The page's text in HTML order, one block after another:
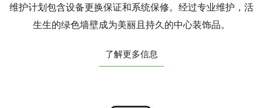
维护计划包含设备更换保证和系统保修。经过专业维护，活
生生的绿色墙壁成为美丽且持久的中心装饰品。
了解更多信息